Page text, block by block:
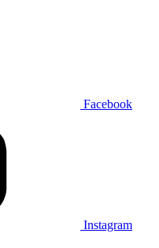
Facebook
Instagram